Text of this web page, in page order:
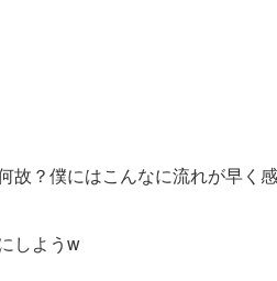
？僕にはこんなに流れが早く感
しようw